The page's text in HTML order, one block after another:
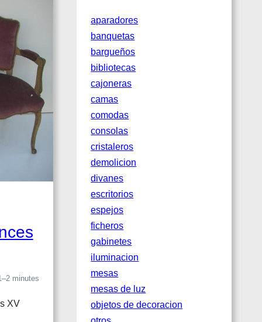
minutes
XV
aparadores
banquetas
bargueños
bibliotecas
cajoneras
camas
comodas
consolas
cristaleros
demolicion
divanes
escritorios
espejos
ficheros
gabinetes
iluminacion
mesas
mesas de luz
objetos de decoracion